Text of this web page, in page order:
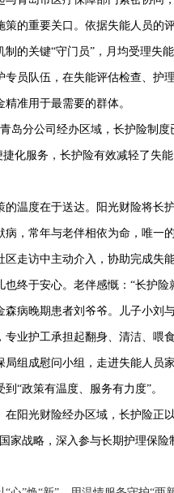
重要关口。依据失能人员的评
的关键“守门员”，月均受理失
队伍，在失能评估检查、护
准用于最需要的群体。
分公司经办区域，长护险制度
化服务，长护险有效减轻了失
度在于送达。阳光财险将长护
常年与老伴相依为命，唯一
走访中主动介入，协助完成
终于安心。老伴感慨：“长护
晚期患者刘爷爷。儿子小刘
业护工承担起翻身、清洁、喂
成慰问小组，走进失能人员
“政策有温度、服务有力度”。
光财险经办区域，长护险正
家战略，深入参与长期护理保